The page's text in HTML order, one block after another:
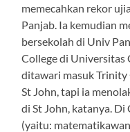
memecahkan rekor
Panjab. Ia kemudian
bersekolah di Univ
College di Universitas
ditawari masuk Trinity
St John, tapi ia
di St John, katanya.
(yaitu: